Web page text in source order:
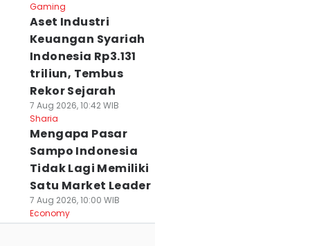
Gaming
Aset Industri
Keuangan Syariah
Indonesia Rp3.131
triliun, Tembus
Rekor Sejarah
7 Aug 2026, 10:42 WIB
Sharia
Mengapa Pasar
Sampo Indonesia
Tidak Lagi Memiliki
Satu Market Leader
7 Aug 2026, 10:00 WIB
Economy